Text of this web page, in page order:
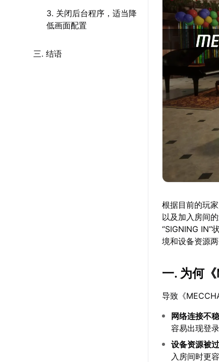
3. 关闭后台程序，适当降
低画面配置
三. 结语
根据目前的玩
以及加入房间
“SIGNING IN”
境和设备资源
一. 为何
导致《
网络连接不
容易出现登
设备资源被
入房间时更